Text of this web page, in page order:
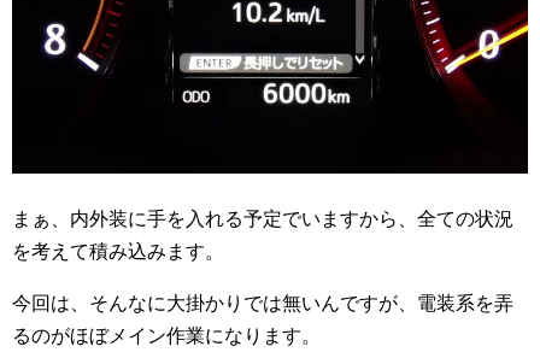
まぁ、内外装に手を入れる予定でいますから、全ての状況
を考えて積み込みます。
今回は、そんなに大掛かりでは無いんですが、電装系を弄
るのがほぼメイン作業になります。